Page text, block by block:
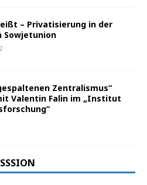
– Privatisierung in der
Sowjetunion
Zentralismus“
Valentin Falin im „Institut